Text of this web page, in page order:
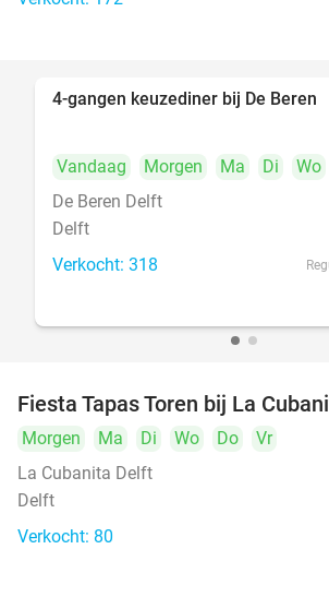
4-gangen keuzediner bij De Beren
Vandaag Morgen Ma Di Wo
De Beren Delft
Delft
Verkocht: 318
Fiesta Tapas Toren bij La
Morgen Ma Di Wo Do
Vr
La Cubanita Delft
Delft
Verkocht: 80